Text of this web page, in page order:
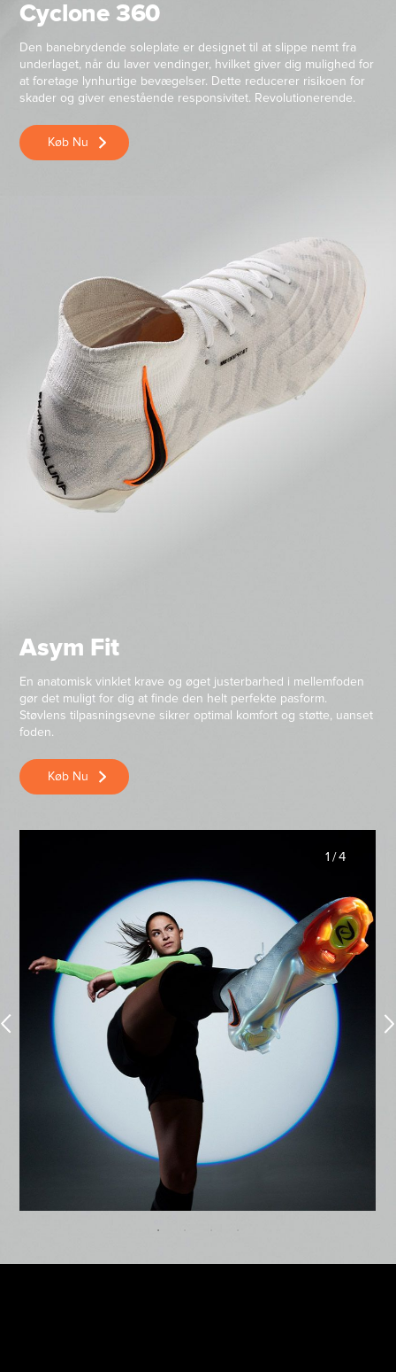
Cyclone 360
Den banebrydende soleplate er designet til at slippe nemt fra
underlaget, når du laver vendinger, hvilket giver dig mulighed for
at foretage lynhurtige bevægelser. Dette reducerer risikoen for
skader og giver enestående responsivitet. Revolutionerende.
Køb Nu
Asym Fit
En anatomisk vinklet krave og øget justerbarhed i mellemfoden
gør det muligt for dig at finde den helt perfekte pasform.
Støvlens tilpasningsevne sikrer optimal komfort og støtte, uanset
foden.
Køb Nu
1 /4